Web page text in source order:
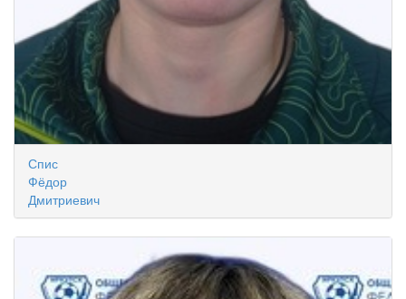
Спис
Фёдор
Дмитриевич